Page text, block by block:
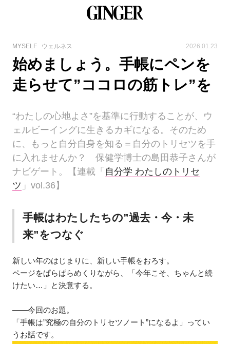
MYSELF ウェルネス 2026.01.23
始めましょう。手帳にペンを
走らせて”ココロの筋トレ”を
“わたしの心地よさ”を基準に行動することが、ウ
ェルビーイングに生きるカギになる。そのため
に、もっと自分自身を知る＝自分のトリセツを手
に入れませんか？ 保健学博士の島田恭子さんが
ナビゲート。【連載「 自分学 わたしのトリセ
ツ 」vol.36】
手帳はわたしたちの”過去・今・未
来”をつなぐ
新しい年のはじまりに、新しい手帳をおろす。
ページをぱらぱらめくりながら、「今年こそ、ちゃんと続
けたい…」と決意する。
——今回のお題。
「手帳は”究極の自分のトリセツノート”になるよ」ってい
うお話です。